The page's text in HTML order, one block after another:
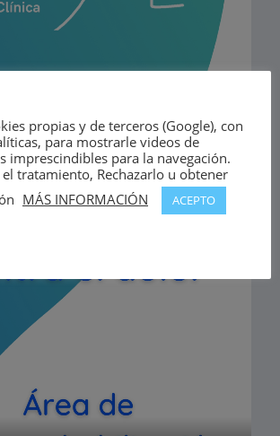
propias y de terceros (Google), con
para mostrarle videos de
imprescindibles para la navegación.
el tratamiento, Rechazarlo u obtener
MÁS INFORMACIÓN ACEPTO